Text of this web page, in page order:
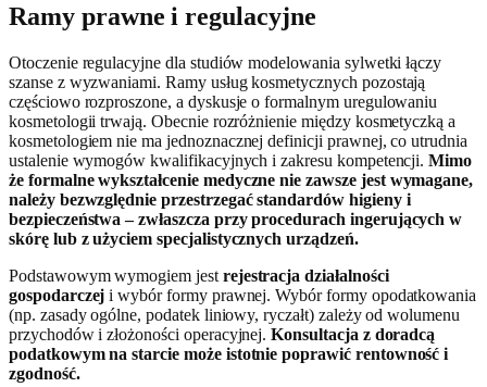
Ramy prawne i regulacyjne
Otoczenie regulacyjne dla studiów modelowania sylwetki łączy
szanse z wyzwaniami. Ramy usług kosmetycznych pozostają
częściowo rozproszone, a dyskusje o formalnym uregulowaniu
kosmetologii trwają. Obecnie rozróżnienie między kosmetyczką a
kosmetologiem nie ma jednoznacznej definicji prawnej, co utrudnia
ustalenie wymogów kwalifikacyjnych i zakresu kompetencji.Mimo
że formalne wykształcenie medyczne nie zawsze jest wymagane,
należy bezwzględnie przestrzegać standardów higieny i
bezpieczeństwa – zwłaszcza przy procedurach ingerujących w
skórę lub z użyciem specjalistycznych urządzeń.
Podstawowym wymogiem jest rejestracja działalności
gospodarczej i wybór formy prawnej. Wybór formy opodatkowania
(np. zasady ogólne, podatek liniowy, ryczałt) zależy od wolumenu
przychodów i złożoności operacyjnej.Konsultacja z doradcą
podatkowym na starcie może istotnie poprawić rentowność i
zgodność.